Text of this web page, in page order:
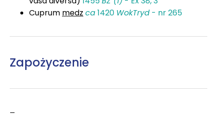
Cuprum medz ca1420 WokTryd - nr 265
Zapożyczenie
–